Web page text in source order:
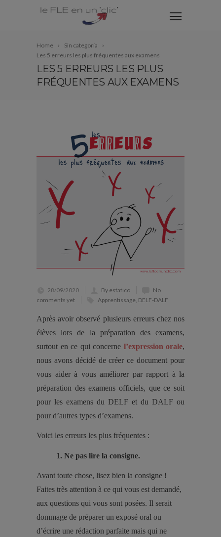
Home
Sin categoría
Les 5 erreurs les plus fréquentes aux examens
LES 5 ERREURS LES PLUS
FRÉQUENTES AUX EXAMENS
28/09/2020 By estatico
No
comments yet
Apprentissage, DELF-DALF
Après avoir observé plusieurs erreurs chez nos
élèves lors de la préparation des examens,
surtout en ce qui concerne l’expression orale,
nous avons décidé de créer ce document pour
vous aider à vous améliorer par rapport à la
préparation des examens officiels, que ce soit
pour les examens du DELF et du DALF ou
pour d’autres types d’examens.
Voici les erreurs les plus fréquentes :
1. Ne pas lire la consigne.
Avant toute chose, lisez bien la consigne !
Faites très attention à ce qui vous est demandé,
aux questions qui vous sont posées. Il serait
dommage de préparer un exposé oral ou
d’écrire une rédaction parfaite mais qui ne